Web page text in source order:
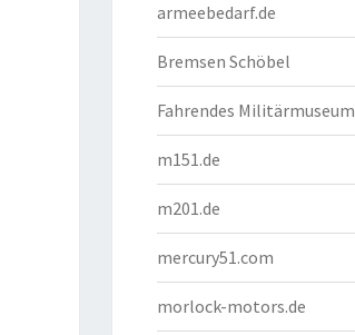
armeebedarf.de
Bremsen Schöbel
Fahrendes Militärmuseum
m151.de
m201.de
mercury51.com
morlock-motors.de